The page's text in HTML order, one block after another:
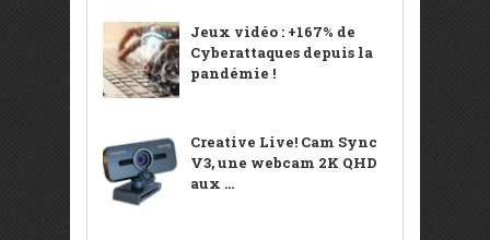
Jeux vidéo : +167% de
Cyberattaques depuis la
pandémie !
Creative Live! Cam Sync
V3, une webcam 2K QHD
aux ...